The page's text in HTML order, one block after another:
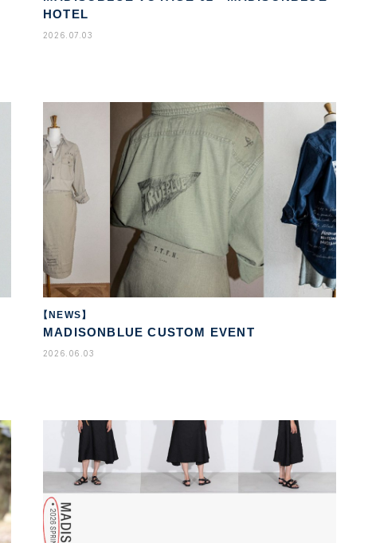
HOTEL
2026.07.03
【NEWS】
MADISONBLUE CUSTOM EVENT
2026.06.03